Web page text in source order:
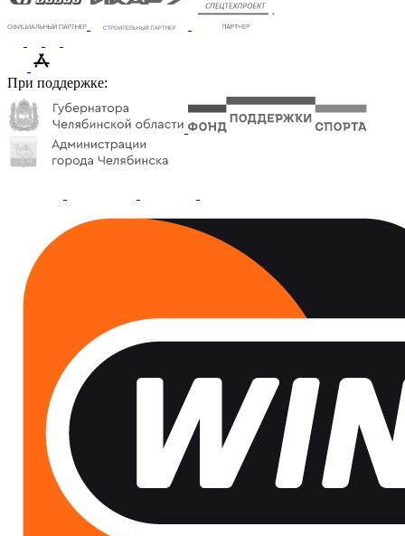
При поддержке: